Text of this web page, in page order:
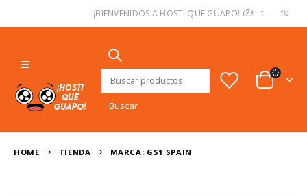
¡BIENVENIDOS A HOSTI QUE GUAPO!
Buscar:
HOME TIENDA MARCA: GS1 SPAIN